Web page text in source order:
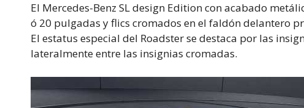
El Mercedes-Benz SL design Edition con acabado
ó 20 pulgadas y flics cromados en el faldón delantero
El estatus especial del Roadster se destaca por las
lateralmente entre las insignias cromadas.